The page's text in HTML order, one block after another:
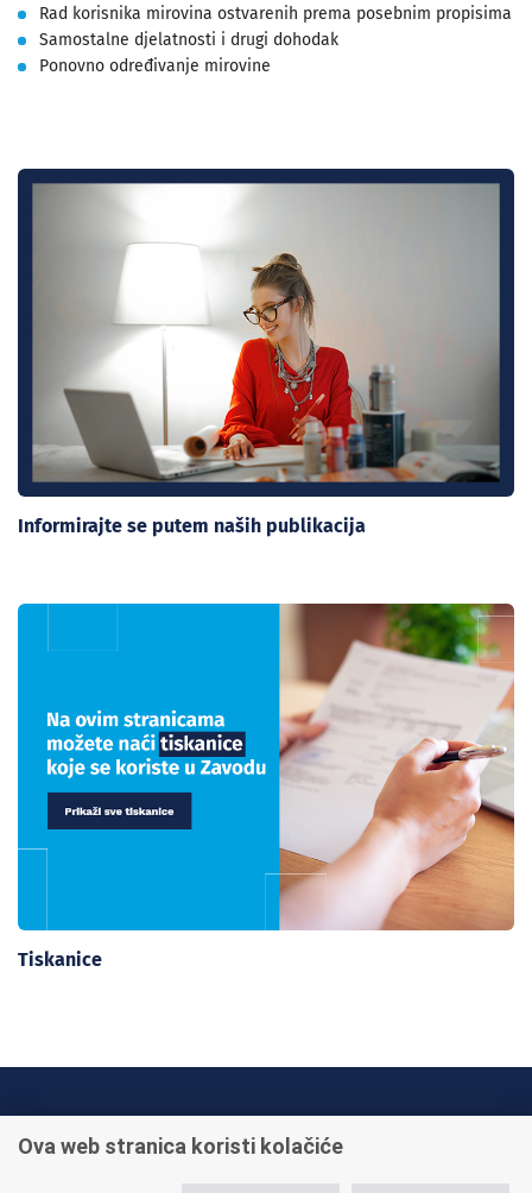
Rad korisnika mirovina ostvarenih prema posebnim propisima
Samostalne djelatnosti i drugi dohodak
Ponovno određivanje mirovine
Informirajte se putem naših publikacija
Tiskanice
+385 1 45 95 011
Ova web stranica koristi kolačiće